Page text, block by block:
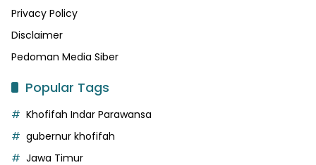
Privacy Policy
Disclaimer
Pedoman Media Siber
Popular Tags
Khofifah Indar Parawansa
gubernur khofifah
Jawa Timur